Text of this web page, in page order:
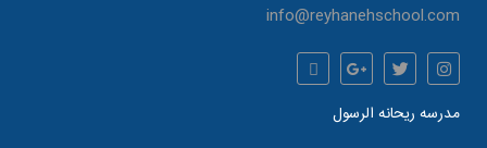
info@reyhanehschool.com
مدرسه ریحانه الرسول